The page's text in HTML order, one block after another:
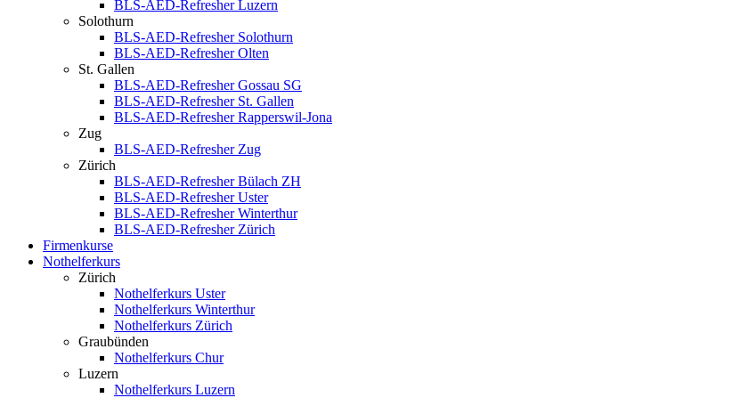
BLS-AED-Refresher Luzern
Solothurn
BLS-AED-Refresher Solothurn
BLS-AED-Refresher Olten
St. Gallen
BLS-AED-Refresher Gossau SG
BLS-AED-Refresher St. Gallen
BLS-AED-Refresher Rapperswil-Jona
Zug
BLS-AED-Refresher Zug
Zürich
BLS-AED-Refresher Bülach ZH
BLS-AED-Refresher Uster
BLS-AED-Refresher Winterthur
BLS-AED-Refresher Zürich
Firmenkurse
Nothelferkurs
Zürich
Nothelferkurs Uster
Nothelferkurs Winterthur
Nothelferkurs Zürich
Graubünden
Nothelferkurs Chur
Luzern
Nothelferkurs Luzern